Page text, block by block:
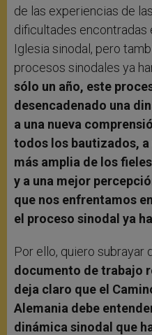
de las experiencias de
dificultades encontradas
Iglesia sinodal, pero
procesos sinodales ya
sólo un año, este
desencadenado una
a una nueva
todos los bautizados,
más amplia de los
y a una mejor
que nos enfrentamos
el proceso sinodal ya
Por ello, quiero subrayar
documento de trabajo
deja claro que el
Alemania debe
dinámica sinodal que